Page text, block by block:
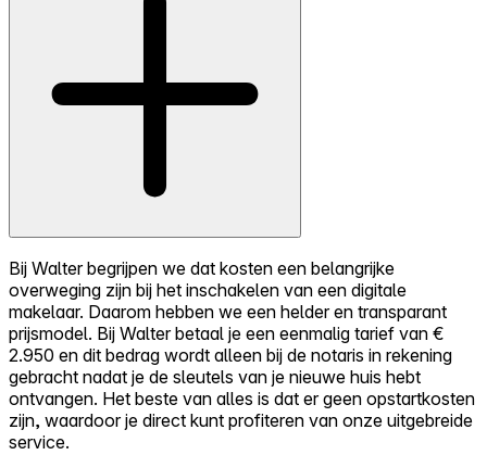
Bij Walter begrijpen we dat kosten een belangrijke
overweging zijn bij het inschakelen van een digitale
makelaar. Daarom hebben we een helder en transparant
prijsmodel. Bij Walter betaal je een eenmalig tarief van €
2.950 en dit bedrag wordt alleen bij de notaris in rekening
gebracht nadat je de sleutels van je nieuwe huis hebt
ontvangen. Het beste van alles is dat er geen opstartkosten
zijn, waardoor je direct kunt profiteren van onze uitgebreide
service.